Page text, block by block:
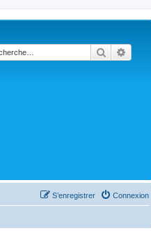
Rechercher
Connexion
S’enregistrer